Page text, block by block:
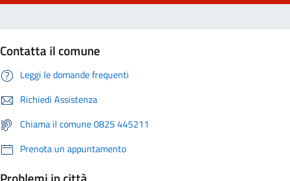
Contatta il comune
Leggi le domande frequenti
Richiedi Assistenza
Chiama il comune 0825 445211
Prenota un appuntamento